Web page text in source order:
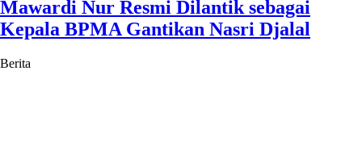
Mawardi Nur Resmi Dilantik sebagai
Kepala BPMA Gantikan Nasri Djalal
Berita